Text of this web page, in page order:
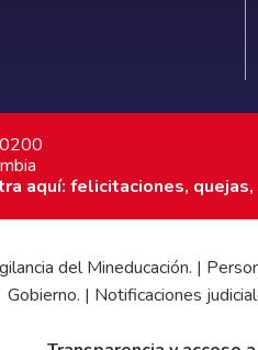
aquí: felicitaciones,
del Mineducación. |
Gobierno. | Notificaciones